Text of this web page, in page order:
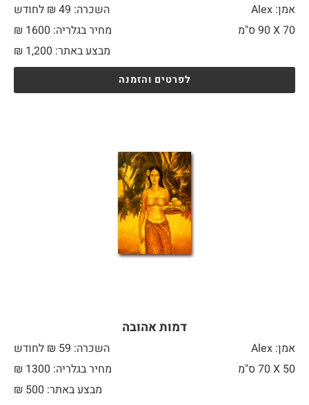
אמן: Alex
השכרה: 49 ₪ לחודש
70 X
מחיר בגלריה: 1600 ₪
מבצע באתר:
₪ 1,200
לפרטים והזמנה
דמות אהובה
אמן: Alex
השכרה: 59 ₪ לחודש
50 X
מחיר בגלריה: 1300 ₪
מבצע באתר:
₪ 500